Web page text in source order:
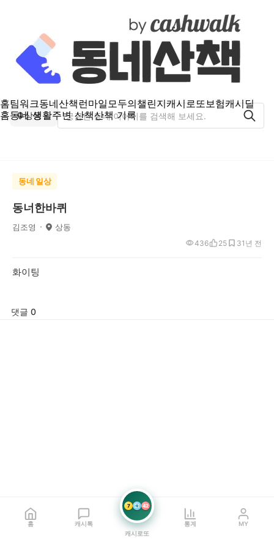
홈팀워크동네산책런마일모두의챌린지캐시로또보험캐시딜
홈동네 생활주변 산책산책 기록
상동
동네 일상
동너한바퀴
김조영 상동
1년 전
436 25 3
화이팅
댓글 0
홈 캐시톡
7 21 42
캐시로또
통계 MY